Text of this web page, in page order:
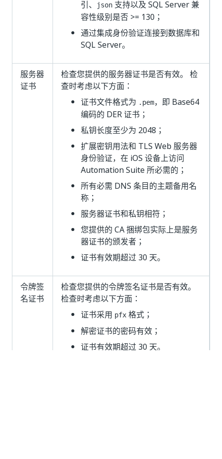
引、
json 支持以及 SQL Server 兼
容性级别是否 >= 130；
通过集成身份验证连接到数据库和
SQL Server。
服务器
证书
检查您提供的服务器证书是否有效。 检
查时考虑以下方面：
证书文件格式为 .pem，即 Base64
编码的 DER 证书；
私钥长度至少为 2048；
扩展密钥用法和 TLS Web 服务器
身份验证，在 iOS 设备上访问
Automation Suite 所必需的；
所有必需 DNS 条目的主题备用名
称；
服务器证书和私钥相符；
您提供的 CA 捆绑包实际上是服务
器证书的颁发者；
证书有效期超过 30 天。
令牌签
名证书
检查您提供的令牌签名证书是否有效。
检查时考虑以下方面：
证书采用 pfx 格式；
解密证书的密码有效；
证书有效期超过 30 天。